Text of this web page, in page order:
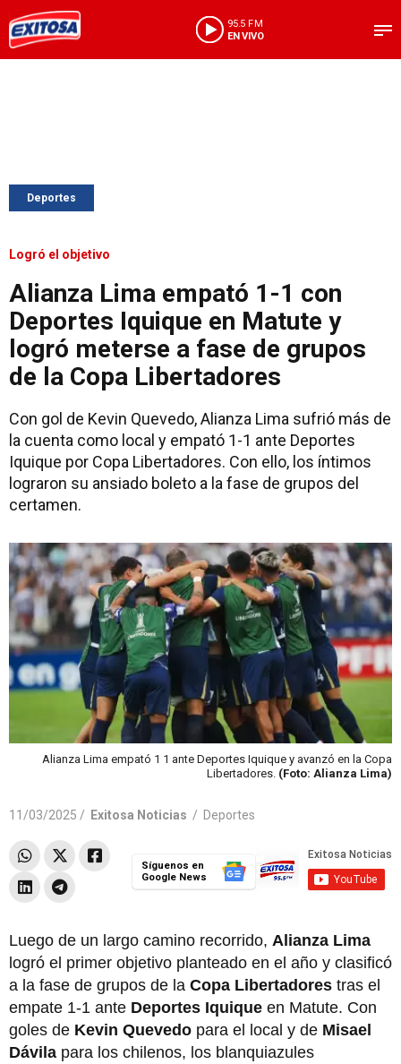
95.5 FM
EN VIVO
Deportes
Logró el objetivo
Alianza Lima empató 1-1 con
Deportes Iquique en Matute y
logró meterse a fase de grupos
de la Copa Libertadores
Con gol de Kevin Quevedo, Alianza Lima sufrió más de
la cuenta como local y empató 1-1 ante Deportes
Iquique por Copa Libertadores. Con ello, los íntimos
lograron su ansiado boleto a la fase de grupos del
certamen.
Alianza Lima empató 1 1 ante Deportes Iquique y avanzó en la Copa
Libertadores. (Foto: Alianza Lima)
11/03/2025 / Exitosa Noticias / Deportes
Síguenos en
Google News
Luego de un largo camino recorrido, Alianza Lima
logró el primer objetivo planteado en el año y clasificó
a la fase de grupos de la Copa Libertadores tras el
empate 1-1 ante Deportes Iquique en Matute. Con
goles de Kevin Quevedo para el local y de Misael
Dávila para los chilenos, los blanquiazules